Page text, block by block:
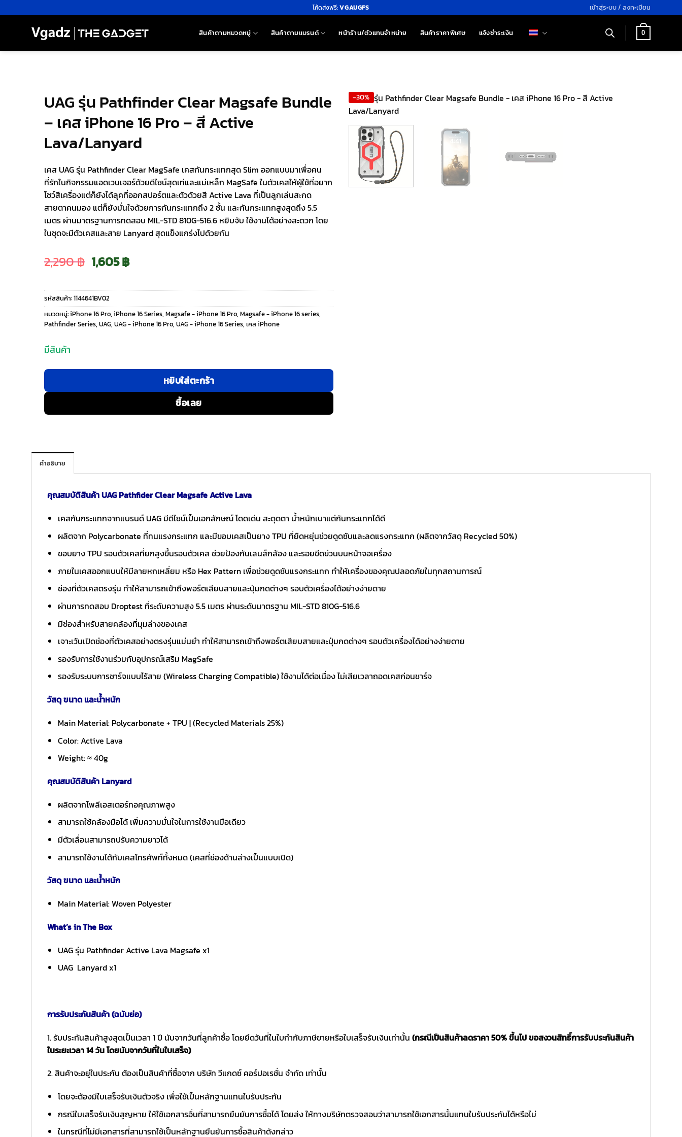
ไป
โค้ดส่งฟรี:VGAUGFS เข้าสู่ระบบ / ลงทะเบียน
สินค้าตามหมวดหมู่ สินค้าตามแบรนด์ หน้าร้าน/ตัวแทนจำหน่าย สินค้าราคาพิเศษ แจ้งชำระเงิน 0
UAG รุ่น Pathfinder Clear Magsafe Bundle
– เคส iPhone 16 Pro – สี Active
Lava/Lanyard
เคส UAG รุ่น Pathfinder Clear MagSafe เคสกันกระแทกสุด Slim ออกแบบมาเพื่อคน
ที่รักในกิจกรรมแอดเวนเจอร์ด้วยดีไซน์สุดเท่และแม่เหล็ก MagSafe ในตัวเคสให้ผู้ใช้ที่อยาก
โชว์สีเครื่องแต่ก็ยังได้ลุคที่ออกสปอร์ตและตัวด้วยสี Active Lava ที่เป็นลูกเล่นสะกด
สายตาคนมอง แต่ก็ยังมั่นใจด้วยการกันกระแทกถึง 2 ชั้น และกันกระแทกสูงสุดถึง 5.5
เมตร ผ่านมาตรฐานการทดสอบ MIL-STD 810G-516.6 หยิบจับ ใช้งานได้อย่างสะดวก โดย
ในชุดจะมีตัวเคสและสาย Lanyard สุดแข็งแกร่งไปด้วยกัน
2,290฿ Original
price
was:
1,605฿Current
price
is:
รหัสสินค้า:1144641BV02
หมวดหมู่:iPhone 16 Pro, iPhone 16 Series, Magsafe - iPhone 16 Pro, Magsafe - iPhone 16 series,
Pathfinder Series, UAG, UAG - iPhone 16 Pro, UAG - iPhone 16 Series, เคส iPhone
มีสินค้า
หยิบใส่ตะกร้า
ซื้อเลย
-30%
คำอธิบาย
คุณสมบัติสินค้า UAG Pathfider Clear Magsafe Active Lava
เคสกันกระแทกจากแบรนด์ UAG มีดีไซน์เป็นเอกลักษณ์ โดดเด่น สะดุดตา น้ำหนักเบาแต่กันกระแทกได้ดี
ผลิตจาก Polycarbonate ที่ทนแรงกระแทก และมีขอบเคสเป็นยาง TPU ที่ยืดหยุ่นช่วยดูดซับและลดแรงกระแทก (ผลิตจากวัสดุ Recycled 50%)
ขอบยาง TPU รอบตัวเคสที่ยกสูงขึ้นรอบตัวเคส ช่วยป้องกันเลนส์กล้อง และรอยขีดข่วนบนหน้าจอเครื่อง
ภายในเคสออกแบบให้มีลายหกเหลี่ยม หรือ Hex Pattern เพื่อช่วยดูดซับแรงกระแทก ทำให้เครื่องของคุณปลอดภัยในทุกสถานการณ์
ช่องที่ตัวเคสตรงรุ่น ทำให้สามารถเข้าถึงพอร์ตเสียบสายและปุ่มกดต่างๆ รอบตัวเครื่องได้อย่างง่ายดาย
ผ่านการทดสอบ Droptest ที่ระดับความสูง 5.5 เมตร ผ่านระดับมาตรฐาน MIL-STD 810G-516.6
มีช่องสำหรับสายคล้องที่มุมล่างของเคส
เจาะเว้นเปิดช่องที่ตัวเคสอย่างตรงรุ่นแม่นยำ ทำให้สามารถเข้าถึงพอร์ตเสียบสายและปุ่มกดต่างๆ รอบตัวเครื่องได้อย่างง่ายดาย
รองรับการใช้งานร่วมกับอุปกรณ์เสริม MagSafe
รองรับระบบการชาร์จแบบไร้สาย (Wireless Charging Compatible) ใช้งานได้ต่อเนื่อง ไม่เสียเวลาถอดเคสก่อนชาร์จ
วัสดุ ขนาด และน้ำหนัก
Main Material: Polycarbonate + TPU | (Recycled Materials 25%)
Color: Active Lava
Weight: ≈ 40g
คุณสมบัติสินค้า Lanyard
ผลิตจากโพลีเอสเตอร์ทอคุณภาพสูง
สามารถใช้คล้องมือได้ เพิ่มความมั่นใจในการใช้งานมือเดียว
มีตัวเลื่อนสามารถปรับความยาวได้
สามารถใช้งานได้กับเคสโทรศัพท์ทั้งหมด (เคสที่ช่องด้านล่างเป็นแบบเปิด)
วัสดุ ขนาด และน้ำหนัก
Main Material: Woven Polyester
What’s in The Box
UAG รุ่น Pathfinder Active Lava Magsafe x1
UAG Lanyard x1
การรับประกันสินค้า (ฉบับย่อ)
1. รับประกันสินค้าสูงสุดเป็นเวลา 1 ปี นับจากวันที่ลูกค้าซื้อ โดยยึดวันที่ในใบกำกับภาษีขายหรือใบเสร็จรับเงินเท่านั้น (กรณีเป็นสินค้าลดราคา 50% ขึ้นไป ขอสงวนสิทธิ์การรับประกันสินค้า
ในระยะเวลา 14 วัน โดยนับจากวันที่ในใบเสร็จ)
2. สินค้าจะอยู่ในประกัน ต้องเป็นสินค้าที่ซื้อจาก บริษัท วีแกดซ์ คอร์ปอเรชั่น จำกัด เท่านั้น
โดยจะต้องมีใบเสร็จรับเงินตัวจริง เพื่อใช้เป็นหลักฐานแทนใบรับประกัน
กรณีใบเสร็จรับเงินสูญหาย ให้ใช้เอกสารอื่นที่สามารถยืนยันการซื้อได้ โดยส่ง ให้ทางบริษัทตรวจสอบว่าสามารถใช้เอกสารนั้นแทนใบรับประกันได้หรือไม่
ในกรณีที่ไม่มีเอกสารที่สามารถใช้เป็นหลักฐานยืนยันการซื้อสินค้าดังกล่าว